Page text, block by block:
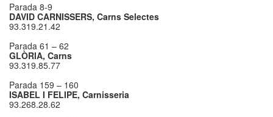
Parada 8-9
DAVID CARNISSERS, Carns Selectes
93.319.21.42
Parada 61 – 62
GLÒRIA, Carns
93.319.85.77
Parada 159 – 160
ISABEL I FELIPE, Carnisseria
93.268.28.62